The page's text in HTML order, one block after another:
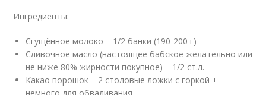
Ингредиенты:
Сгущённое молоко – 1/2 банки (190-200 г)
Сливочное масло (настоящее бабское желательно или
не ниже 80% жирности покупное) – 1/2 ст.л.
Какао порошок – 2 столовые ложки с горкой +